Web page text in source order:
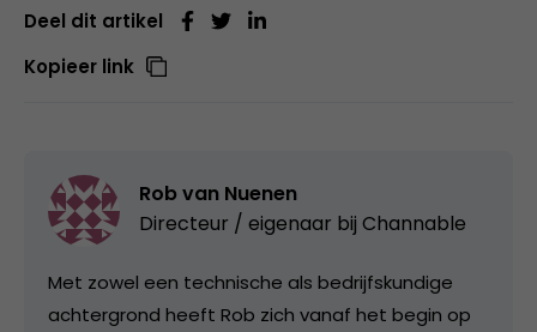
Deel dit artikel
Kopieer link
Rob van Nuenen
Directeur / eigenaar bij Channable
Met zowel een technische als bedrijfskundige
achtergrond heeft Rob zich vanaf het begin op